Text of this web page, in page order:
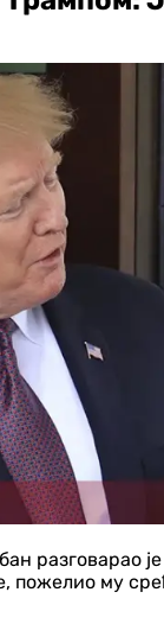
разговарао
пожелио му